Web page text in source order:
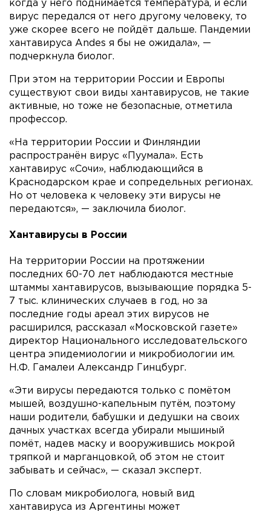
когда у него поднимается температура, и если
вирус передался от него другому человеку, то
уже скорее всего не пойдёт дальше. Пандемии
хантавируса Andes я бы не ожидала», —
подчеркнула биолог.
При этом на территории России и Европы
существуют свои виды хантавирусов, не такие
активные, но тоже не безопасные, отметила
профессор.
«На территории России и Финляндии
распространён вирус «Пуумала». Есть
хантавирус «Сочи», наблюдающийся в
Краснодарском крае и сопредельных регионах.
Но от человека к человеку эти вирусы не
передаются», — заключила биолог.
Хантавирусы в России
На территории России на протяжении
последних 60-70 лет наблюдаются местные
штаммы хантавирусов, вызывающие порядка 5-
7 тыс. клинических случаев в год, но за
последние годы ареал этих вирусов не
расширился, рассказал «Московской газете»
директор Национального исследовательского
центра эпидемиологии и микробиологии им.
Н.Ф. Гамалеи Александр Гинцбург.
«Эти вирусы передаются только с помётом
мышей, воздушно-капельным путём, поэтому
наши родители, бабушки и дедушки на своих
дачных участках всегда убирали мышиный
помёт, надев маску и вооружившись мокрой
тряпкой и марганцовкой, об этом не стоит
забывать и сейчас», — сказал эксперт.
По словам микробиолога, новый вид
хантавируса из Аргентины может